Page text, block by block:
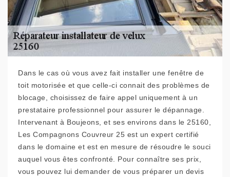
Dans le cas où vous avez fait installer une fenêtre de
toit motorisée et que celle-ci connait des problèmes de
blocage, choisissez de faire appel uniquement à un
prestataire professionnel pour assurer le dépannage.
Intervenant à Boujeons, et ses environs dans le 25160,
Les Compagnons Couvreur 25 est un expert certifié
dans le domaine et est en mesure de résoudre le souci
auquel vous êtes confronté. Pour connaître ses prix,
vous pouvez lui demander de vous préparer un devis